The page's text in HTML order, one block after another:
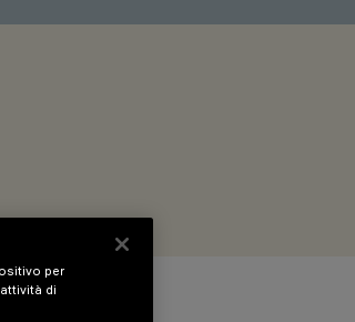
per
di